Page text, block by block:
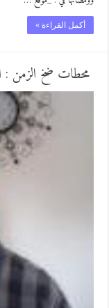
أكمل القراءة »
محطات ضخ الزمن :